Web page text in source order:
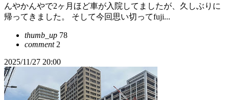
んやかんやで2ヶ月ほど車が入院してましたが、久しぶりに
帰ってきました。 そして今回思い切ってfuji...
thumb_up 78
comment2
2025/11/27 20:00